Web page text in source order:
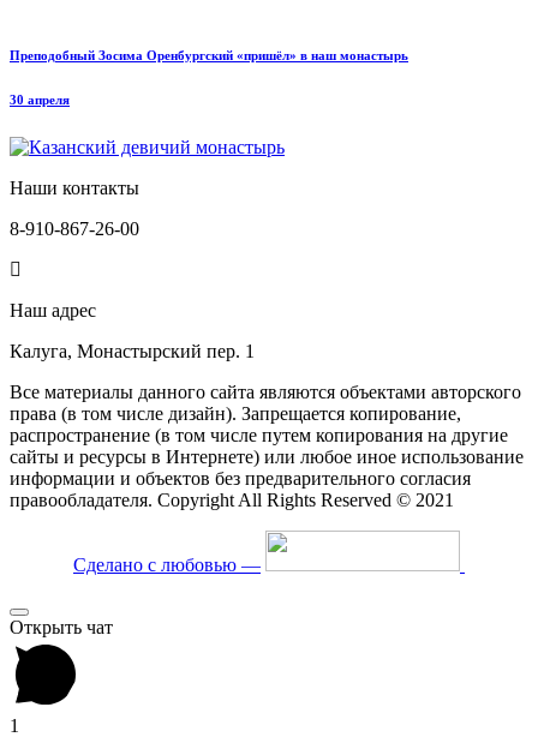
Преподобный Зосима Оренбургский «пришёл» в наш монастырь
30 апреля
Наши контакты
8-910-867-26-00
Наш адрес
Калуга, Монастырский пер. 1
Все материалы данного сайта являются объектами авторского
права (в том числе дизайн). Запрещается копирование,
распространение (в том числе путем копирования на другие
сайты и ресурсы в Интернете) или любое иное использование
информации и объектов без предварительного согласия
правообладателя. Copyright All Rights Reserved © 2021
Сделано с любовью —
Открыть чат
1